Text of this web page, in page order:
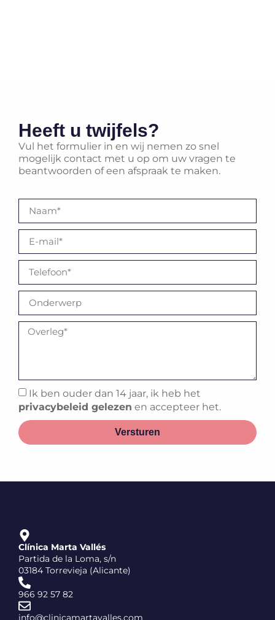
Heeft u twijfels?
Vul het formulier in en wij nemen zo snel
mogelijk contact met u op om uw vragen te
beantwoorden of een afspraak te maken.
Ik ben ouder dan 14 jaar, ik heb het
privacybeleid gelezen en accepteer het.
Versturen
Clínica Marta Vallés
Partida de la Loma, s/n
03184 Torrevieja (Alicante)
966 92 57 82
info@clinicamartavalles.com